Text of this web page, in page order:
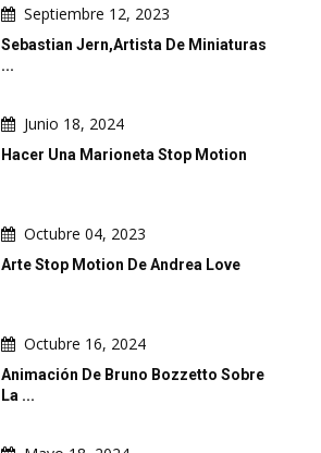
Septiembre 12, 2023
Sebastian Jern,artista De Miniaturas
...
Junio 18, 2024
Hacer Una Marioneta Stop Motion
Octubre 04, 2023
Arte Stop Motion De Andrea Love
Octubre 16, 2024
Animación De Bruno Bozzetto Sobre
La ...